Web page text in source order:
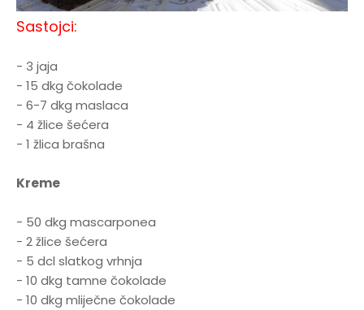
Sastojci:
- 3 jaja
- 15 dkg čokolade
- 6-7 dkg maslaca
- 4 žlice šećera
- 1 žlica brašna
Kreme
- 50 dkg mascarponea
- 2 žlice šećera
- 5 dcl slatkog vrhnja
- 10 dkg tamne čokolade
- 10 dkg mliječne čokolade